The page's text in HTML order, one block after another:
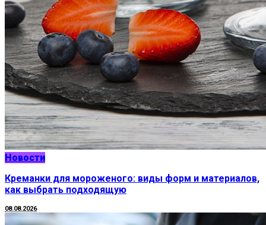
Новости
Креманки для мороженого: виды форм и материалов,
как выбрать подходящую
08.08.2026